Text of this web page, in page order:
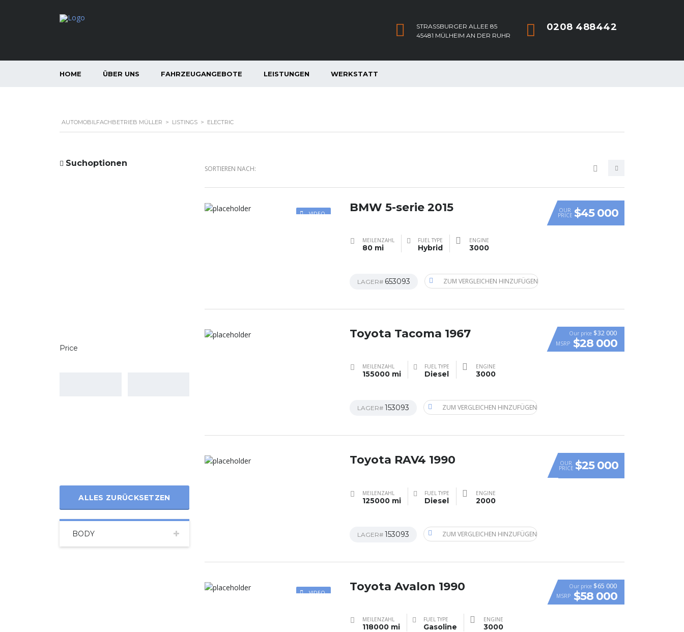
0208 488442
STRASSBURGER ALLEE 85
45481 MÜLHEIM AN DER RUHR
HOME ÜBER UNS FAHRZEUGANGEBOTE LEISTUNGEN WERKSTATT
AUTOMOBILFACHBETRIEB MÜLLER > LISTINGS > ELECTRIC
Suchoptionen
Price
ALLES ZURÜCKSETZEN
BODY
SORTIEREN NACH:
VIDEO OUR
PRICE $45 000
BMW 5-serie 2015
MEILENZAHL
80 mi
FUEL TYPE
Hybrid
ENGINE
3000
LAGER# 653093 ZUM VERGLEICHEN HINZUFÜGEN
Our price $32 000
MSRP $28 000
Toyota Tacoma 1967
MEILENZAHL
155000 mi
FUEL TYPE
Diesel
ENGINE
3000
LAGER# 153093 ZUM VERGLEICHEN HINZUFÜGEN
OUR
PRICE $25 000
Toyota RAV4 1990
MEILENZAHL
125000 mi
FUEL TYPE
Diesel
ENGINE
2000
LAGER# 153093 ZUM VERGLEICHEN HINZUFÜGEN
VIDEO
Our price $65 000
MSRP $58 000
Toyota Avalon 1990
MEILENZAHL
118000 mi
FUEL TYPE
Gasoline
ENGINE
3000